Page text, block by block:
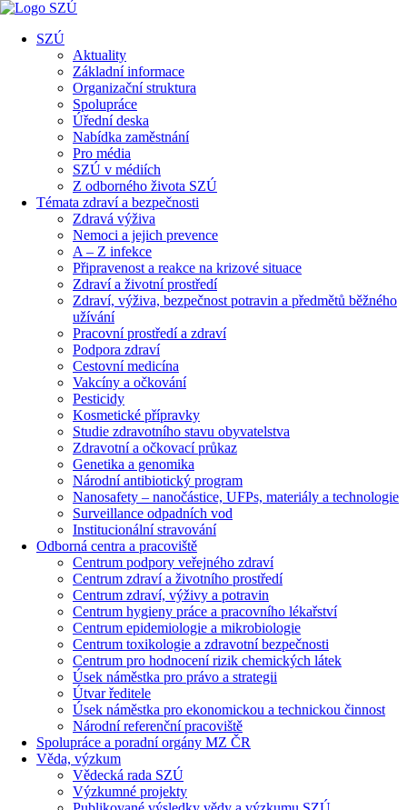
SZÚ
Aktuality
Základní informace
Organizační struktura
Spolupráce
Úřední deska
Nabídka zaměstnání
Pro média
SZÚ v médiích
Z odborného života SZÚ
Témata zdraví a bezpečnosti
Zdravá výživa
Nemoci a jejich prevence
A – Z infekce
Připravenost a reakce na krizové situace
Zdraví a životní prostředí
Zdraví, výživa, bezpečnost potravin a předmětů běžného
užívání
Pracovní prostředí a zdraví
Podpora zdraví
Cestovní medicína
Vakcíny a očkování
Pesticidy
Kosmetické přípravky
Studie zdravotního stavu obyvatelstva
Zdravotní a očkovací průkaz
Genetika a genomika
Národní antibiotický program
Nanosafety – nanočástice, UFPs, materiály a technologie
Surveillance odpadních vod
Institucionální stravování
Odborná centra a pracoviště
Centrum podpory veřejného zdraví
Centrum zdraví a životního prostředí
Centrum zdraví, výživy a potravin
Centrum hygieny práce a pracovního lékařství
Centrum epidemiologie a mikrobiologie
Centrum toxikologie a zdravotní bezpečnosti
Centrum pro hodnocení rizik chemických látek
Úsek náměstka pro právo a strategii
Útvar ředitele
Úsek náměstka pro ekonomickou a technickou činnost
Národní referenční pracoviště
Spolupráce a poradní orgány MZ ČR
Věda, výzkum
Vědecká rada SZÚ
Výzkumné projekty